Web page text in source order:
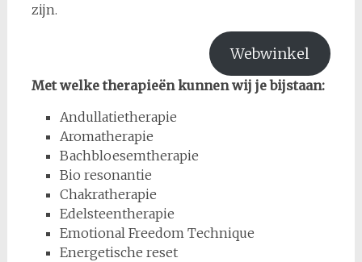
zijn.
Webwinkel
Met welke therapieën kunnen wij je bijstaan:
Andullatietherapie
Aromatherapie
Bachbloesemtherapie
Bio resonantie
Chakratherapie
Edelsteentherapie
Emotional Freedom Technique
Energetische reset